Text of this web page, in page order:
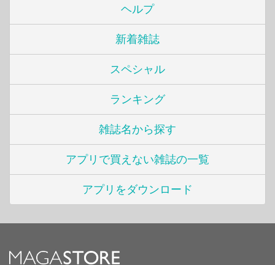
ヘルプ
新着雑誌
スペシャル
ランキング
雑誌名から探す
アプリで買えない雑誌の一覧
アプリをダウンロード